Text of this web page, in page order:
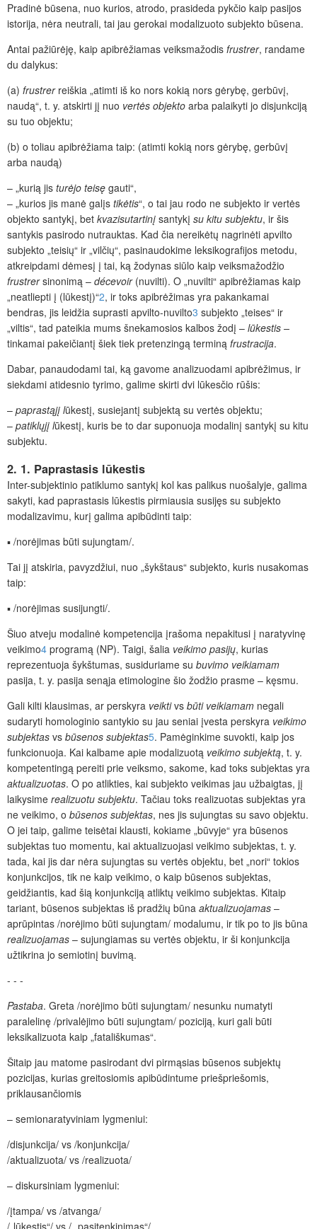
Pradinė būsena, nuo kurios, atrodo, prasideda pykčio kaip pasijos
istorija, nėra neutrali, tai jau gerokai modalizuoto subjekto būsena.
Antai pažiūrėję, kaip apibrėžiamas veiksmažodis frustrer, randame
du dalykus:
(a) frustrer reiškia „atimti iš ko nors kokią nors gėrybę, gerbūvį,
naudą“, t. y. atskirti jį nuo vertės objekto arba palaikyti jo disjunkciją
su tuo objektu;
(b) o toliau apibrėžiama taip: (atimti kokią nors gėrybę, gerbūvį
arba naudą)
– „kurią jis turėjo teisę gauti“,
– „kurios jis manė galįs tikėtis“, o tai jau rodo ne subjekto ir vertės
objekto santykį, bet kvazisutartinį santykį su kitu subjektu, ir šis
santykis pasirodo nutrauktas. Kad čia nereikėtų nagrinėti apvilto
subjekto „teisių“ ir „vilčių“, pasinaudokime leksikografijos metodu,
atkreipdami dėmesį į tai, ką žodynas siūlo kaip veiksmažodžio
frustrersinonimą – décevoir (nuvilti). O „nuvilti“ apibrėžiamas kaip
„neatliepti į (lūkestį)“2, ir toks apibrėžimas yra pakankamai
bendras, jis leidžia suprasti apvilto-nuvilto3 subjekto „teises“ ir
„viltis“, tad pateikia mums šnekamosios kalbos žodį – lūkestis –
tinkamai pakeičiantį šiek tiek pretenzingą terminą frustracija.
Dabar, panaudodami tai, ką gavome analizuodami apibrėžimus, ir
siekdami atidesnio tyrimo, galime skirti dvi lūkesčio rūšis:
– paprastąjį lūkestį, susiejantį subjektą su vertės objektu;
– patiklųjį lūkestį, kuris be to dar suponuoja modalinį santykį su kitu
subjektu.
2. 1. Paprastasis lūkestis
Inter-subjektinio patiklumo santykį kol kas palikus nuošalyje, galima
sakyti, kad paprastasis lūkestis pirmiausia susijęs su subjekto
modalizavimu, kurį galima apibūdinti taip:
▪ /norėjimas būti sujungtam/.
Tai jį atskiria, pavyzdžiui, nuo „šykštaus“ subjekto, kuris nusakomas
taip:
▪ /norėjimas susijungti/.
Šiuo atveju modalinė kompetencija įrašoma nepakitusi į naratyvinę
veikimo4 programą (NP). Taigi, šalia veikimo pasijų, kurias
reprezentuoja šykštumas, susiduriame su buvimo veikiamam
pasija, t. y. pasija senąja etimologine šio žodžio prasme – kęsmu.
Gali kilti klausimas, ar perskyra veiktivs būti veikiamam negali
sudaryti homologinio santykio su jau seniai įvesta perskyra veikimo
subjektas vs būsenos subjektas5. Pamėginkime suvokti, kaip jos
funkcionuoja. Kai kalbame apie modalizuotą veikimo subjektą, t. y.
kompetentingą pereiti prie veiksmo, sakome, kad toks subjektas yra
aktualizuotas. O po atlikties, kai subjekto veikimas jau užbaigtas, jį
laikysime realizuotu subjektu. Tačiau toks realizuotas subjektas yra
ne veikimo, o būsenos subjektas, nes jis sujungtas su savo objektu.
O jei taip, galime teisėtai klausti, kokiame „būvyje“ yra būsenos
subjektas tuo momentu, kai aktualizuojasi veikimo subjektas, t. y.
tada, kai jis dar nėra sujungtas su vertės objektu, bet „nori“ tokios
konjunkcijos, tik ne kaip veikimo, o kaip būsenos subjektas,
geidžiantis, kad šią konjunkciją atliktų veikimo subjektas. Kitaip
tariant, būsenos subjektas iš pradžių būna aktualizuojamas –
aprūpintas /norėjimo būti sujungtam/ modalumu, ir tik po to jis būna
realizuojamas – sujungiamas su vertės objektu, ir ši konjunkcija
užtikrina jo semiotinį buvimą.
- - -
Pastaba. Greta /norėjimo būti sujungtam/ nesunku numatyti
paralelinę /privalėjimo būti sujungtam/ poziciją, kuri gali būti
leksikalizuota kaip „fatališkumas“.
Šitaip jau matome pasirodant dvi pirmąsias būsenos subjektų
pozicijas, kurias greitosiomis apibūdintume priešpriešomis,
priklausančiomis
– semionaratyviniam lygmeniui:
/disjunkcija/ vs /konjunkcija/
/aktualizuota/ vs /realizuota/
– diskursiniam lygmeniui:
/įtampa/ vs /atvanga/
/„lūkestis“/ vs /„ pasitenkinimas“/.